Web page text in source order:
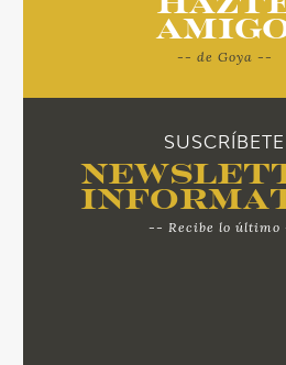
-- de Goya --
SUSCRÍBETE
-- Recibe lo último